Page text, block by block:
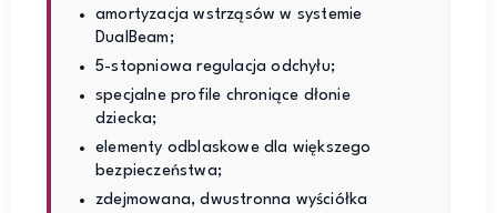
amortyzacja wstrząsów w systemie
DualBeam;
5-stopniowa regulacja odchyłu;
specjalne profile chroniące dłonie
dziecka;
elementy odblaskowe dla większego
bezpieczeństwa;
zdejmowana, dwustronna wyściółka